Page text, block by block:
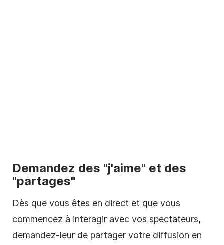
Demandez des "j'aime" et des
"partages"
Dès que vous êtes en direct et que vous
commencez à interagir avec vos spectateurs,
demandez-leur de partager votre diffusion en